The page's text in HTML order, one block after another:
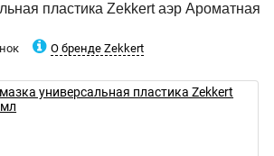
пластика Zekkert аэр Ароматная
О бренде Zekkert